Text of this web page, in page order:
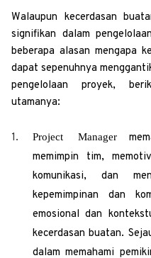
Walaupun kecerdasan
signifikan dalam
beberapa alasan mengapa
dapat sepenuhnya
pengelolaan proyek,
utamanya:
Project Manager
memimpin tim,
komunikasi, dan
kepemimpinan dan
emosional dan
kecerdasan buatan.
dalam memahami